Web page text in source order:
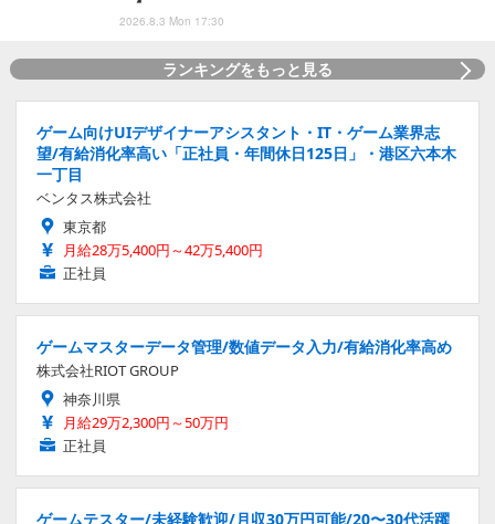
2026.8.3 Mon 17:30
ランキングをもっと見る
ゲーム向けUIデザイナーアシスタント・IT・ゲーム業界志
望/有給消化率高い「正社員・年間休日125日」・港区六本木
一丁目
ベンタス株式会社
東京都
月給28万5,400円～42万5,400円
正社員
ゲームマスターデータ管理/数値データ入力/有給消化率高め
株式会社RIOT GROUP
神奈川県
月給29万2,300円～50万円
正社員
ゲームテスター/未経験歓迎/月収30万円可能/20〜30代活躍